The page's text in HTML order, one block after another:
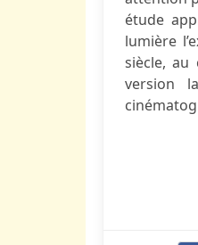
étude
lumière
siècle, au
version